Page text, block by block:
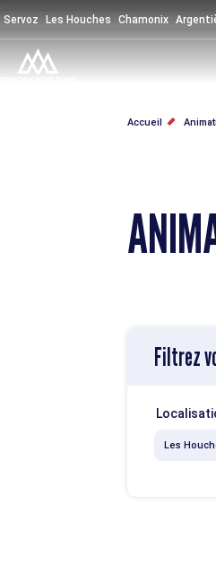
au
contenu
principal
Servoz Les Houches Chamonix
FILAccueil
Filtrez
Les